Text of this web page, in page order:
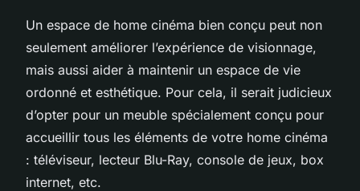
Un espace de home cinéma bien conçu peut non
seulement améliorer l’expérience de visionnage,
mais aussi aider à maintenir un espace de vie
ordonné et esthétique. Pour cela, il serait judicieux
d’opter pour un meuble spécialement conçu pour
accueillir tous les éléments de votre home cinéma
: téléviseur, lecteur Blu-Ray, console de jeux, box
internet, etc.